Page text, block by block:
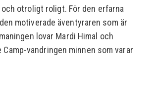
och otroligt roligt. För den erfarna
motiverade äventyraren som är
lovar Mardi Himal och
Camp-vandringen minnen som varar